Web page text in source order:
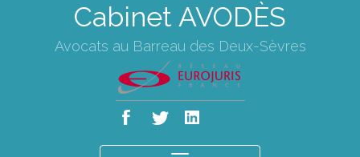
Cabinet AVODÈS
Avocats au Barreau des Deux-Sèvres